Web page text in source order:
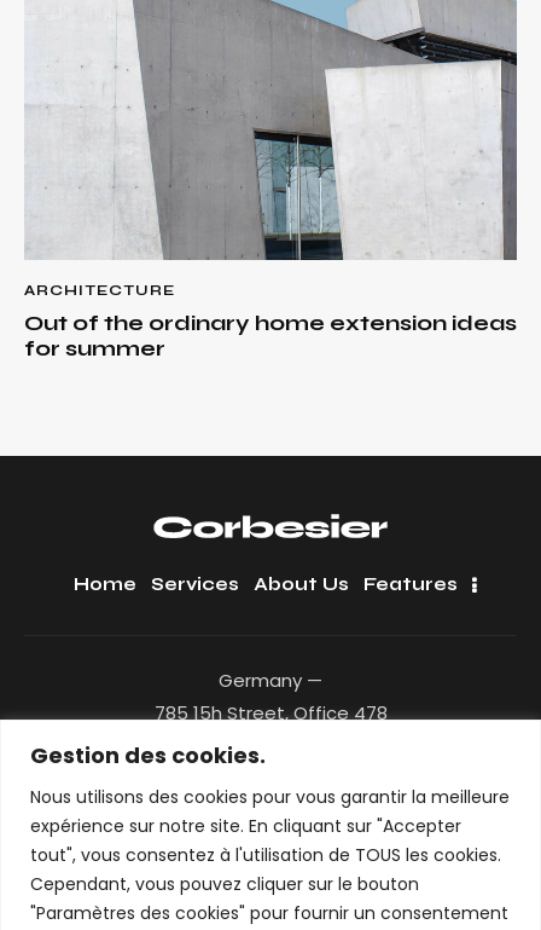
Gestion des cookies.
Nous utilisons des cookies pour vous garantir la meilleure
expérience sur notre site. En cliquant sur "Accepter
tout", vous consentez à l'utilisation de TOUS les cookies.
Cependant, vous pouvez cliquer sur le bouton
"Paramètres des cookies" pour fournir un consentement
ARCHITECTURE
Out of the ordinary home extension ideas
for summer
Home Services About Us Features
Germany —
785 15h Street, Office 478
Berlin, De 81566
+1 840 841 25 69
info@email.com
Get Fresh Updates.